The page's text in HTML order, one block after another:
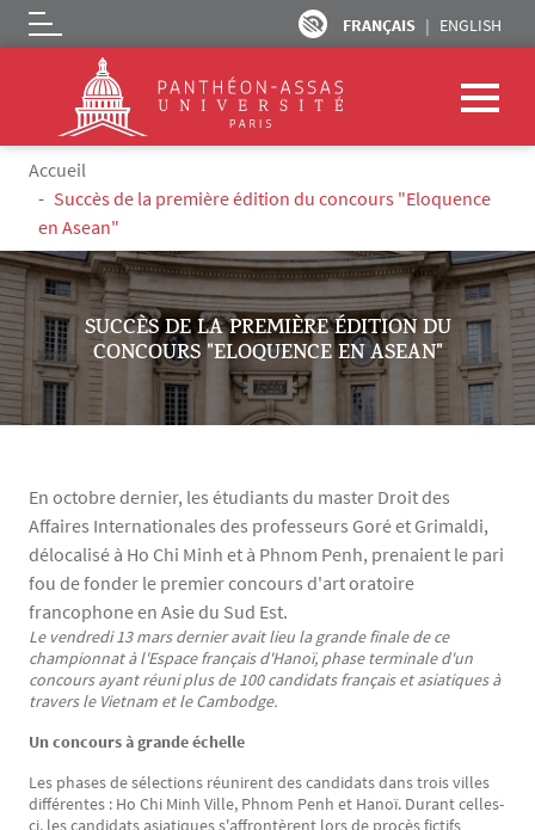
Aller au contenu principal
FRANÇAIS ENGLISH
Logo
Fil d'Ariane
Accueil
Succès de la première édition du concours "Eloquence
en Asean"
SUCCÈS DE LA PREMIÈRE ÉDITION DU
CONCOURS "ELOQUENCE EN ASEAN"
En octobre dernier, les étudiants du master Droit des
Affaires Internationales des professeurs Goré et Grimaldi,
délocalisé à Ho Chi Minh et à Phnom Penh, prenaient le pari
fou de fonder le premier concours d'art oratoire
francophone en Asie du Sud Est.
Texte
Le vendredi 13 mars dernier avait lieu la grande finale de ce
championnat à l'Espace français d'Hanoï, phase terminale d'un
concours ayant réuni plus de 100 candidats français et asiatiques à
travers le Vietnam et le Cambodge.
Un concours à grande échelle
Les phases de sélections réunirent des candidats dans trois villes
différentes : Ho Chi Minh Ville, Phnom Penh et Hanoï. Durant celles-
ci, les candidats asiatiques s'affrontèrent lors de procès fictifs